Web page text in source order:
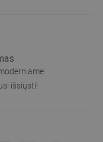
išsiųsti!